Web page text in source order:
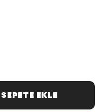
SEPETE EKLE